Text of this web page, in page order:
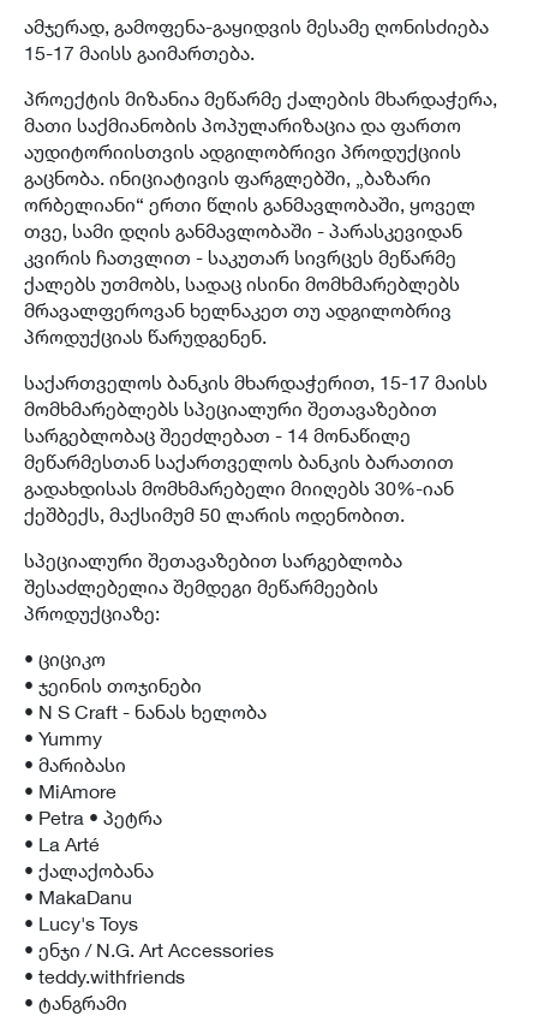
ამჯერად, გამოფენა-გაყიდვის მესამე ღონისძიება
15-17 მაისს გაიმართება.
პროექტის მიზანია მეწარმე ქალების მხარდაჭერა,
მათი საქმიანობის პოპულარიზაცია და ფართო
აუდიტორიისთვის ადგილობრივი პროდუქციის
გაცნობა. ინიციატივის ფარგლებში, „ბაზარი
ორბელიანი“ ერთი წლის განმავლობაში, ყოველ
თვე, სამი დღის განმავლობაში - პარასკევიდან
კვირის ჩათვლით - საკუთარ სივრცეს მეწარმე
ქალებს უთმობს, სადაც ისინი მომხმარებლებს
მრავალფეროვან ხელნაკეთ თუ ადგილობრივ
პროდუქციას წარუდგენენ.
საქართველოს ბანკის მხარდაჭერით, 15-17 მაისს
მომხმარებლებს სპეციალური შეთავაზებით
სარგებლობაც შეეძლებათ - 14 მონაწილე
მეწარმესთან საქართველოს ბანკის ბარათით
გადახდისას მომხმარებელი მიიღებს 30%-იან
ქეშბექს, მაქსიმუმ 50 ლარის ოდენობით.
სპეციალური შეთავაზებით სარგებლობა
შესაძლებელია შემდეგი მეწარმეების
პროდუქციაზე:
• ციციკო
• ჯეინის თოჯინები
• N S Craft - ნანას ხელობა
• Yummy
• მარიბასი
• MiAmore
• Petra • პეტრა
• La Arté
• ქალაქობანა
• MakaDanu
• Lucy's Toys
• ენჯი / N.G. Art Accessories
• teddy.withfriends
• ტანგრამი